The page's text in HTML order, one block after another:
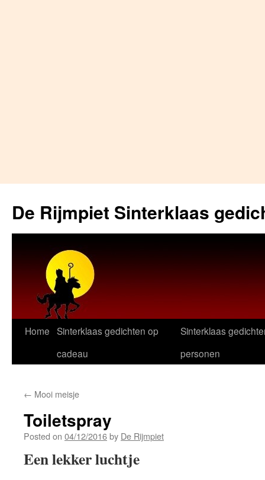
content
De Rijmpiet Sinterklaas
Home Sinterklaas gedichten op
cadeau
Sinterklaas
personen
← Mooi meisje
Toiletspray
Posted on 04/12/2016by De Rijmpiet
Een lekker luchtje